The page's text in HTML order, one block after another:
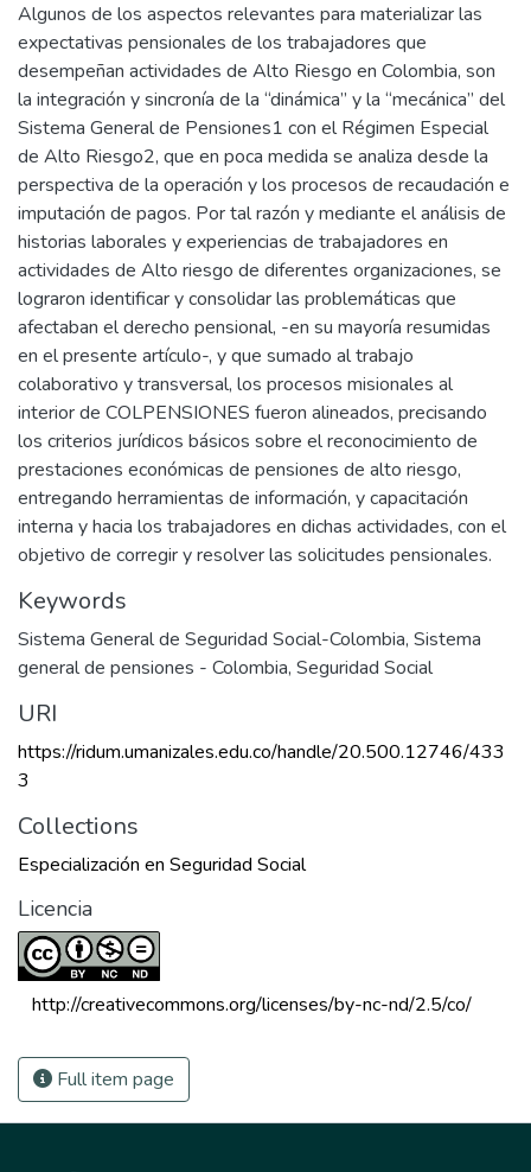
Algunos de los aspectos relevantes para materializar las
expectativas pensionales de los trabajadores que
desempeñan actividades de Alto Riesgo en Colombia, son
la integración y sincronía de la “dinámica” y la “mecánica” del
Sistema General de Pensiones1 con el Régimen Especial
de Alto Riesgo2, que en poca medida se analiza desde la
perspectiva de la operación y los procesos de recaudación e
imputación de pagos. Por tal razón y mediante el análisis de
historias laborales y experiencias de trabajadores en
actividades de Alto riesgo de diferentes organizaciones, se
lograron identificar y consolidar las problemáticas que
afectaban el derecho pensional, -en su mayoría resumidas
en el presente artículo-, y que sumado al trabajo
colaborativo y transversal, los procesos misionales al
interior de COLPENSIONES fueron alineados, precisando
los criterios jurídicos básicos sobre el reconocimiento de
prestaciones económicas de pensiones de alto riesgo,
entregando herramientas de información, y capacitación
interna y hacia los trabajadores en dichas actividades, con el
objetivo de corregir y resolver las solicitudes pensionales.
Keywords
Sistema General de Seguridad Social-Colombia, Sistema
general de pensiones - Colombia, Seguridad Social
URI
https://ridum.umanizales.edu.co/handle/20.500.12746/433
3
Collections
Especialización en Seguridad Social
Licencia
http://creativecommons.org/licenses/by-nc-nd/2.5/co/
Full item page